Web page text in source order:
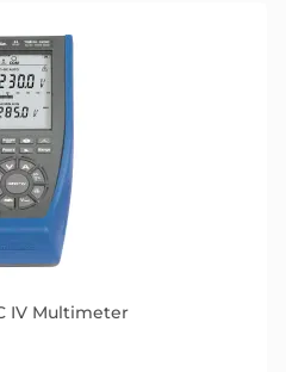
IV Multimeter